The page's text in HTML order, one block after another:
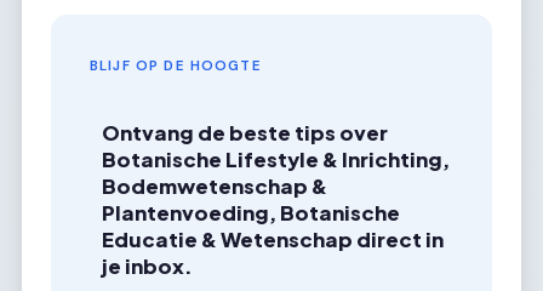
BLIJF OP DE HOOGTE
Ontvang de beste tips over
Botanische Lifestyle & Inrichting,
Bodemwetenschap &
Plantenvoeding, Botanische
Educatie & Wetenschap direct in
je inbox.